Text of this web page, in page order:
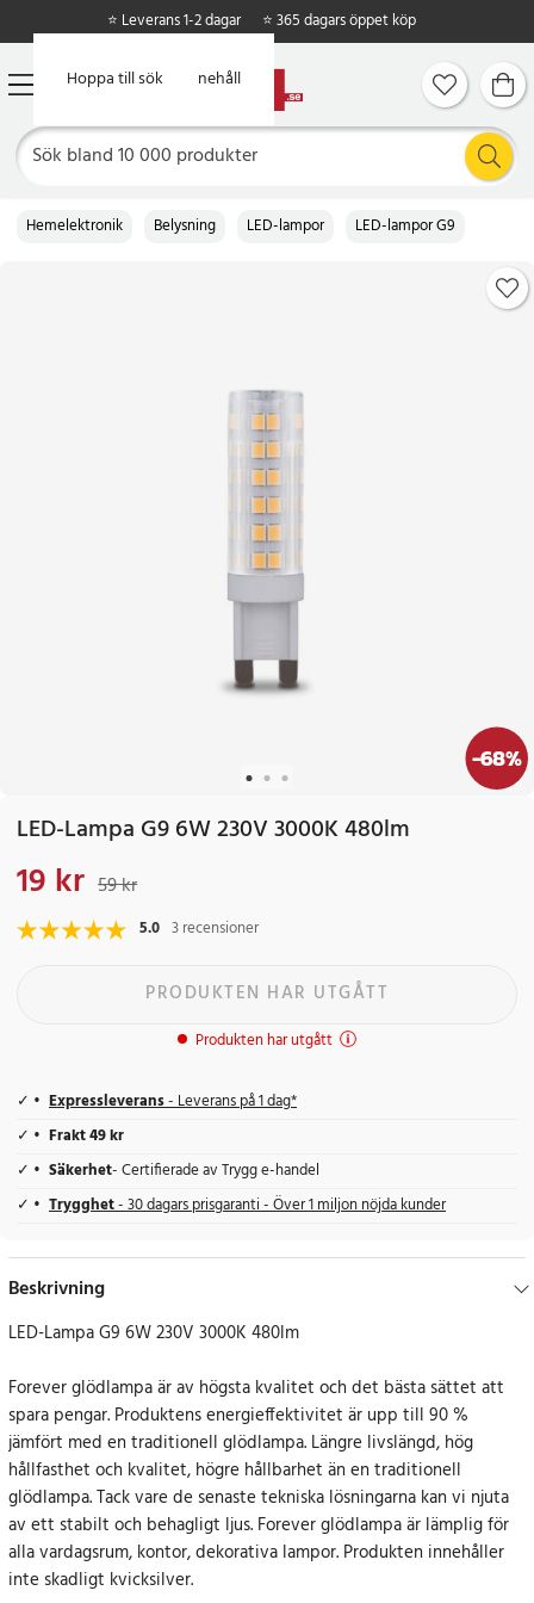
Hoppa till huvudinnehåll
Hoppa till sök
⭐ Leverans 1-2 dagar ⭐ 365 dagars öppet köp
Hemelektronik Belysning LED-lampor LED-lampor G9
-68%
LED-Lampa G9 6W 230V 3000K 480lm
Nuvarande pris
19 kr 59 kr
5.0 3 recensioner
PRODUKTEN HAR UTGÅTT
Produkten har utgått
Expressleverans- Leverans på 1 dag*
Frakt 49 kr
Säkerhet- Certifierade av Trygg e-handel
Trygghet- 30 dagars prisgaranti - Över 1 miljon nöjda kunder
Beskrivning
LED-Lampa G9 6W 230V 3000K 480lm
Forever glödlampa är av högsta kvalitet och det bästa sättet att
spara pengar. Produktens energieffektivitet är upp till 90 %
jämfört med en traditionell glödlampa. Längre livslängd, hög
hållfasthet och kvalitet, högre hållbarhet än en traditionell
glödlampa. Tack vare de senaste tekniska lösningarna kan vi njuta
av ett stabilt och behagligt ljus. Forever glödlampa är lämplig för
alla vardagsrum, kontor, dekorativa lampor. Produkten innehåller
inte skadligt kvicksilver.